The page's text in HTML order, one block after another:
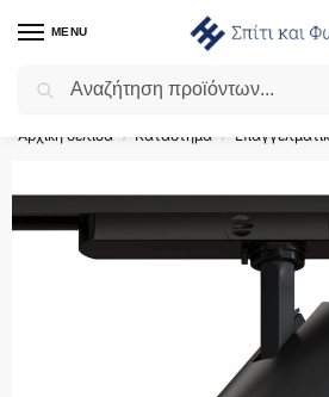
MENU
Flash Sale ⚡ 10% Έκπτωση με τον
Αρχική σελίδα / Κατάστημα /